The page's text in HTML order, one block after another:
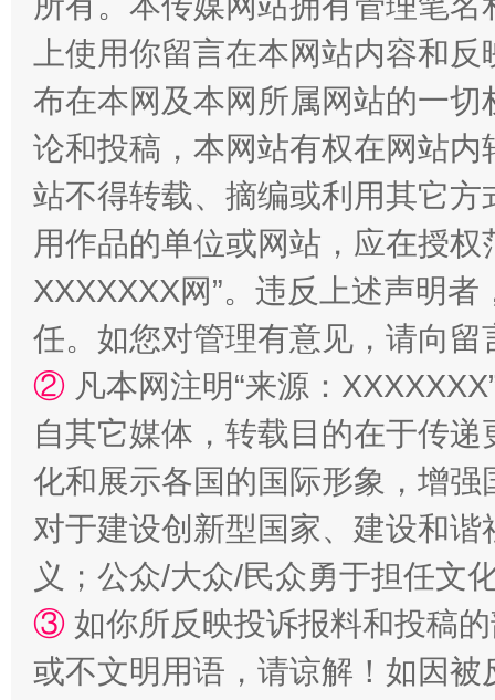
站台名比不上好声名
漫山遍野的桃花与雪山、麦地、白藏房 除
招工难、用工荒背后
上使用你留言在本网站内容和
布在本网及本网所属网站的一
论和投稿，本网站有权在网站
站不得转载、摘编或利用其它
用作品的单位或网站，应在授
XXXXXXX网”。违反上述声明
任。如您对管理有意见，请向
② 凡本网注明“来源：
自其它媒体，转载目的在于传
化和展示各国的国际形象，增
对于建设创新型国家、建设和
义；公众/大众/民众勇于担任文
③ 如你所反映投诉报料和投稿
或不文明用语，请谅解！如因